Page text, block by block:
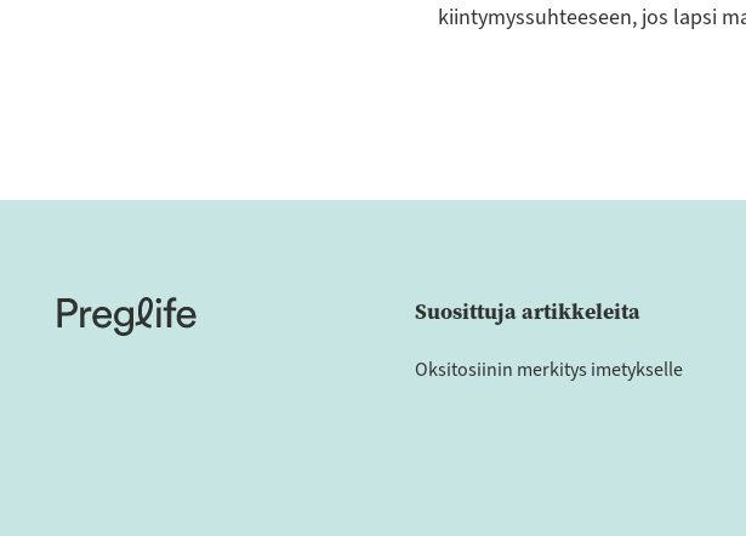
kiintymyssuhteeseen, jos lapsi
Suosittuja artikkeleita
Oksitosiinin merkitys imetykselle